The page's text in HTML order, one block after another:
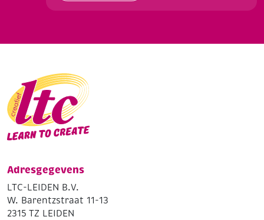
Adresgegevens
LTC-LEIDEN B.V.
W. Barentzstraat 11-13
2315 TZ LEIDEN